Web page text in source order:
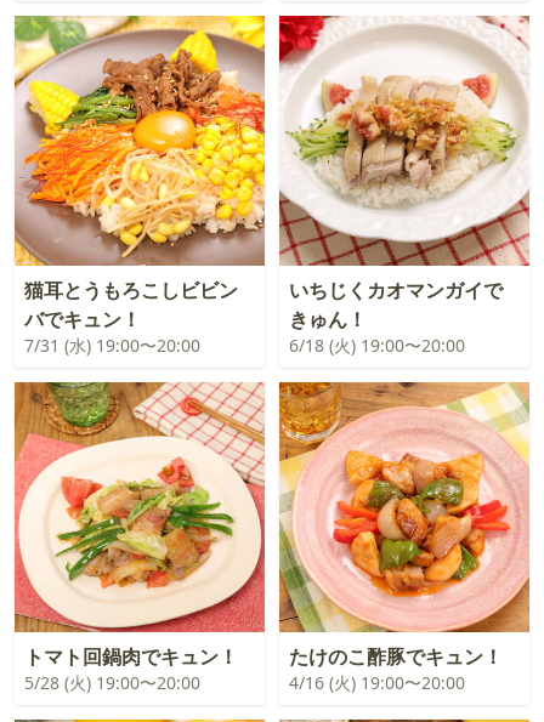
猫耳とうもろこしビビン
バでキュン！
7/31 (水) 19:00〜20:00
いちじくカオマンガイで
きゅん！
6/18 (火) 19:00〜20:00
トマト回鍋肉でキュン！
5/28 (火) 19:00〜20:00
たけのこ酢豚でキュン！
4/16 (火) 19:00〜20:00